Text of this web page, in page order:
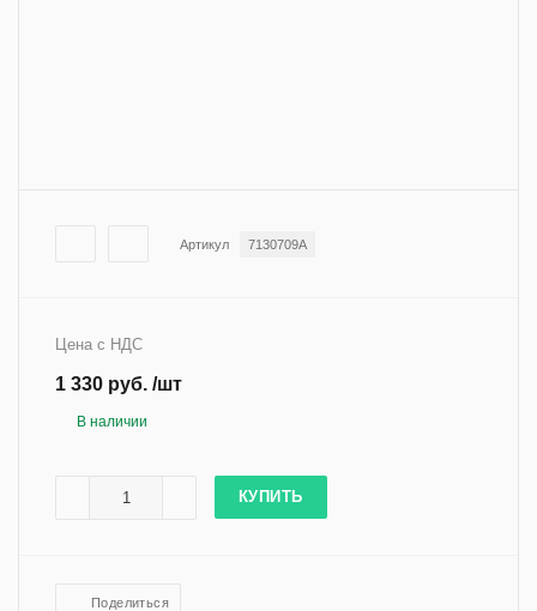
Артикул 7130709A
Цена с НДС
1 330 руб. /шт
В наличии
КУПИТЬ
Поделиться